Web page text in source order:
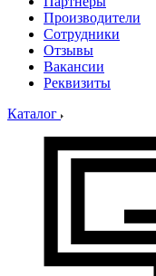
Производители
Сотрудники
Отзывы
Вакансии
Реквизиты
Каталог